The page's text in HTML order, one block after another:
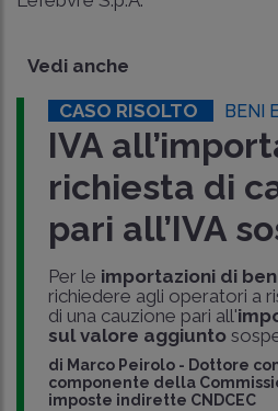
Vedi anche
CASO RISOLTO BENI
IVA
richiesta di
pari all’IVA
Per le importazioni di
richiedere agli operatori a
di una cauzione pari all'
sul valore aggiunto
di Marco Peirolo - Dottore
componente della
imposte indirette CNDCEC